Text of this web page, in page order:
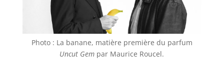
Photo : La banane, matière première du parfum
Uncut Gem par Maurice Roucel.